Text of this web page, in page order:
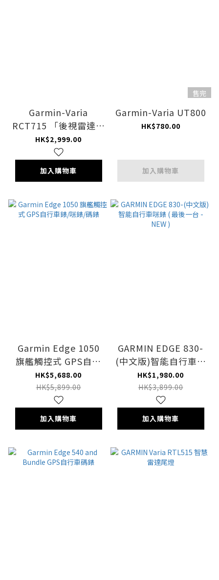
Garmin-Varia
RCT715 「後視雷達、
尾燈、行車記錄器攝影
機」
HK$2,999.00
加入購物車
售完
Garmin-Varia UT800
HK$780.00
加入購物車
Garmin Edge 1050
旗艦觸控式 GPS自行
車錶/咪錶/碼錶
HK$5,688.00
HK$5,899.00
加入購物車
GARMIN EDGE 830-
(中文版)智能自行車咪
錶 ( 最後一台 - NEW )
HK$1,980.00
HK$3,899.00
加入購物車